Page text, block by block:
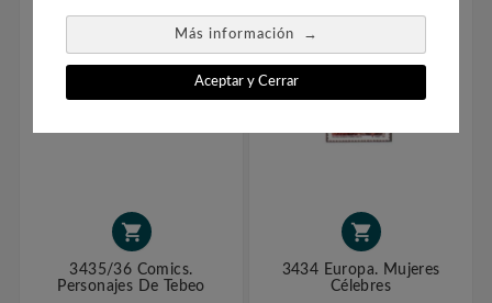
Más información →
Aceptar y Cerrar

3435/36 Comics.
Personajes De Tebeo

3434 Europa. Mujeres
Célebres